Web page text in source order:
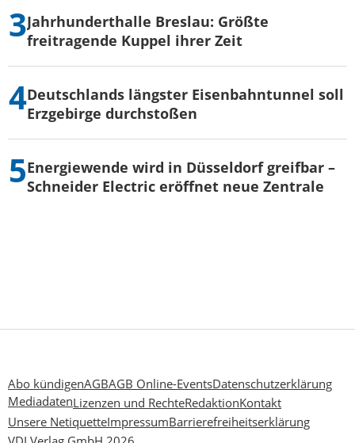
Jahrhunderthalle Breslau: Größte
freitragende Kuppel ihrer Zeit
Deutschlands längster Eisenbahntunnel soll
Erzgebirge durchstoßen
Energiewende wird in Düsseldorf greifbar –
Schneider Electric eröffnet neue Zentrale
Abo kündigenAGBAGB Online-EventsDatenschutzerklärung
MediadatenLizenzen und RechteRedaktionKontakt
Unsere NetiquetteImpressumBarrierefreiheitserklärung